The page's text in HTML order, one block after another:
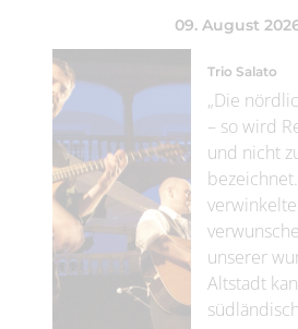
09. August
Trio Salato
„Die
– so wird
und nicht
unserer
Altstadt